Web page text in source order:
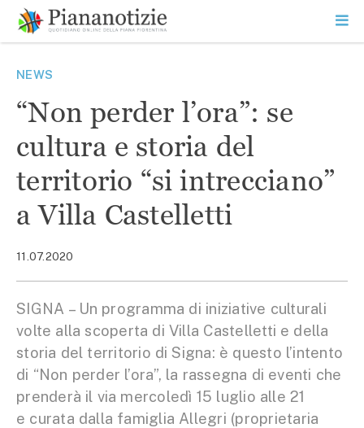
contenuto
SEARCH
NEWS
“Non perder l’ora”: se
cultura e storia del
territorio “si intrecciano”
a Villa Castelletti
11.07.2020
SIGNA – Un programma di iniziative culturali
volte alla scoperta di Villa Castelletti e della
storia del territorio di Signa: è questo l’intento
di “Non perder l’ora”, la rassegna di eventi che
prenderà il via mercoledì 15 luglio alle 21
e curata dalla famiglia Allegri (proprietaria